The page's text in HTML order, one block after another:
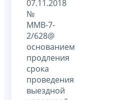
07.11.2018
№
ММВ-7-
2/628@
основанием
продления
срока
проведения
выездной